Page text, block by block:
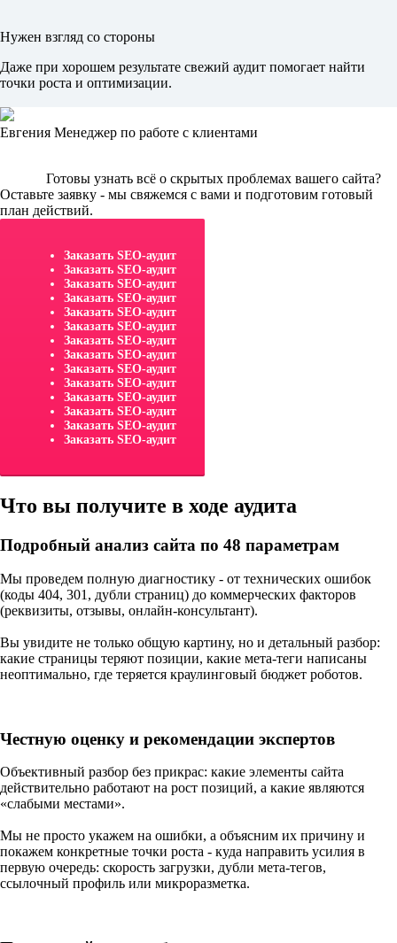
Нужен взгляд со стороны
Даже при хорошем результате свежий аудит помогает найти
точки роста и оптимизации.
Евгения Менеджер по работе с клиентами
Готовы узнать всё о скрытых проблемах вашего сайта?
Оставьте заявку - мы свяжемся с вами и подготовим готовый
план действий.
Заказать SEO-аудит
Заказать SEO-аудит
Заказать SEO-аудит
Заказать SEO-аудит
Заказать SEO-аудит
Заказать SEO-аудит
Заказать SEO-аудит
Заказать SEO-аудит
Заказать SEO-аудит
Заказать SEO-аудит
Заказать SEO-аудит
Заказать SEO-аудит
Заказать SEO-аудит
Заказать SEO-аудит
Что вы получите в ходе аудита
Подробный анализ сайта по 48 параметрам
Мы проведем полную диагностику - от технических ошибок
(коды 404, 301, дубли страниц) до коммерческих факторов
(реквизиты, отзывы, онлайн-консультант).
Вы увидите не только общую картину, но и детальный разбор:
какие страницы теряют позиции, какие мета-теги написаны
неоптимально, где теряется краулинговый бюджет роботов.
Честную оценку и рекомендации экспертов
Объективный разбор без прикрас: какие элементы сайта
действительно работают на рост позиций, а какие являются
«слабыми местами».
Мы не просто укажем на ошибки, а объясним их причину и
покажем конкретные точки роста - куда направить усилия в
первую очередь: скорость загрузки, дубли мета-тегов,
ссылочный профиль или микроразметка.